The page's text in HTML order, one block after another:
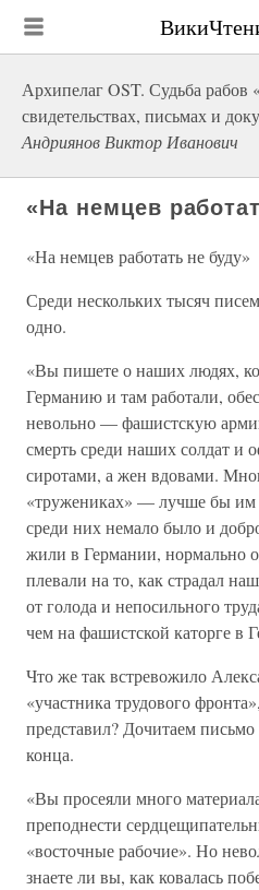
Архипелаг OST. Судьба рабов
свидетельствах, письмах и
Андриянов Виктор Иванович
«На немцев
«На немцев работать не буду»
Среди нескольких тысяч
одно.
«Вы пишете о наших людях,
Германию и там работали,
невольно — фашистскую
смерть среди наших солдат и
сиротами, а жен вдовами.
«тружениках» — лучше бы им
среди них немало было и
жили в Германии, нормально
плевали на то, как страдал
от голода и непосильного
чем на фашистской каторге в
Что же так встревожило
«участника трудового
представил? Дочитаем письмо
конца.
«Вы просеяли много
преподнести
«восточные рабочие». Но
знаете ли вы, как ковалась